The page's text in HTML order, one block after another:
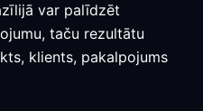
var palīdzēt
taču rezultātu
klients, pakalpojums